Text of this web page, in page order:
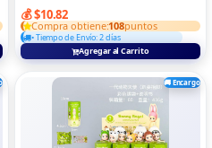
TRANSMISOR
TRIPODE
VARIOS
💰 $10.82
Compra obtiene:108puntos
• Tiempo de Envío: 2 días
Agregar al Carrito
🚚 Encargo